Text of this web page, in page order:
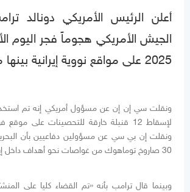
أعلن الرئيس الأمريكي دونالد
2025 على مواقع نووية إيرانية بينها منشأة فوردو.
لإسقاط 12 قنبلة خارقة للتحصينات على
ونقلت إن بي سي عن مسؤولين دفاعيين بأن
30 صاروخ توماهوك من غواصات نحو أهداف داخل إيران الليلة.
وبينما قال ترامب بأنه «تم القضاء كليا على